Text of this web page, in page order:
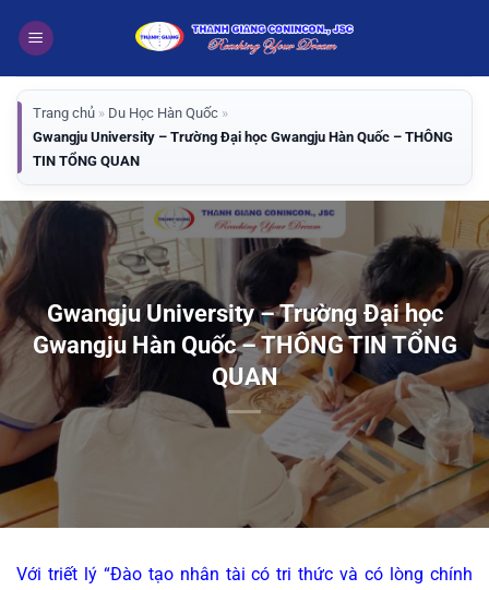
qua
dung
Trang chủ » Du Học Hàn Quốc »
Gwangju University – Trường Đại học Gwangju Hàn Quốc – THÔNG
TIN TỔNG QUAN
Gwangju University – Trường Đại học
Gwangju Hàn Quốc – THÔNG TIN TỔNG
QUAN
Với triết lý “Đào tạo nhân tài có tri thức và có lòng chính